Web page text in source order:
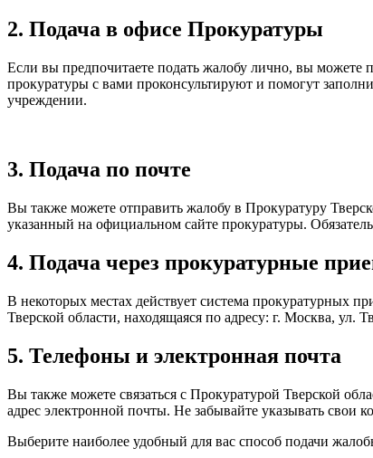
2. Подача в офисе Прокуратуры
Если вы предпочитаете подать жалобу лично, вы
прокуратуры с вами проконсультируют и помогут
учреждении.
3. Подача по почте
Вы также можете отправить жалобу в Прокуратуру
указанный на официальном сайте прокуратуры.
4. Подача через прокуратурные
В некоторых местах действует система прокуратурных
Тверской области, находящаяся по адресу: г. Москва, ул.
5. Телефоны и электронная почта
Вы также можете связаться с Прокуратурой Тверской
адрес электронной почты. Не забывайте указывать свои
Выберите наиболее удобный для вас способ подачи